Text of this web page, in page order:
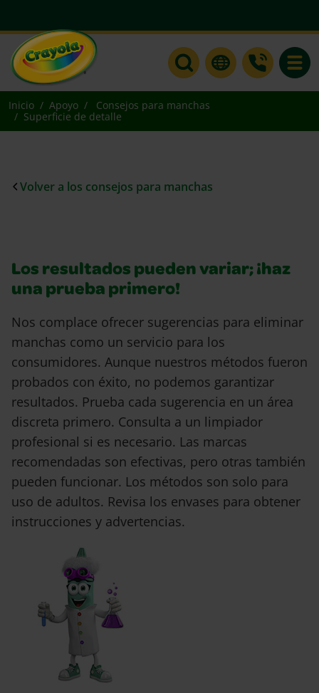
Inicio Apoyo
Consejos para manchas
Superficie de detalle
Volver a los consejos para manchas
Los resultados pueden variar; ¡haz
una prueba primero!
Nos complace ofrecer sugerencias para eliminar
manchas como un servicio para los
consumidores. Aunque nuestros métodos fueron
probados con éxito, no podemos garantizar
resultados. Prueba cada sugerencia en un área
discreta primero. Consulta a un limpiador
profesional si es necesario. Las marcas
recomendadas son efectivas, pero otras también
pueden funcionar. Los métodos son solo para
uso de adultos. Revisa los envases para obtener
instrucciones y advertencias.